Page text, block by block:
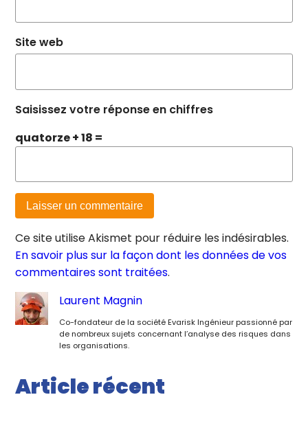
Site web
Saisissez votre réponse en chiffres
quatorze + 18 =
Ce site utilise Akismet pour réduire les indésirables.
En savoir plus sur la façon dont les données de vos
commentaires sont traitées.
Laurent Magnin
Co-fondateur de la société Evarisk Ingénieur passionné par
de nombreux sujets concernant l’analyse des risques dans
les organisations.
Article récent